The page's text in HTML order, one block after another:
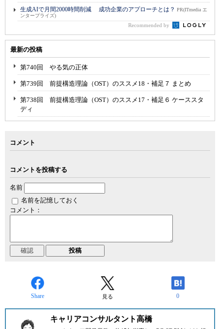
生成AIで月間2000時間削減 成功企業のアプローチとは？ PR(ITmedia エ
ンタープライズ)
Recommended by
最新の投稿
第740回 やる気の正体
第739回 前提構造理論（OST）のススメ18・補足７ まとめ
第738回 前提構造理論（OST）のススメ17・補足６ ケーススタ
ディ
コメント
コメントを投稿する
名前
名前を記憶しておく
コメント：
Share 見る 0
キャリアコンサルタント高橋